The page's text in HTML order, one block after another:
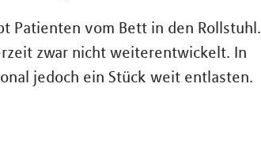
Patienten vom Bett in den Rollstuhl.
zwar nicht weiterentwickelt. In
jedoch ein Stück weit entlasten.